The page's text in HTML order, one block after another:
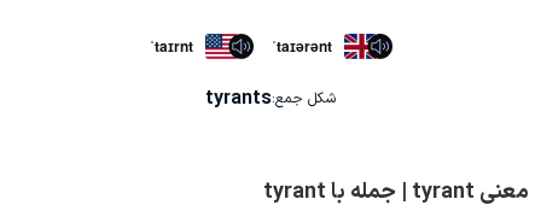
ˈtaɪrnt ˈtaɪərənt
شکل جمع:tyrants
معنی tyrant | جمله با tyrant